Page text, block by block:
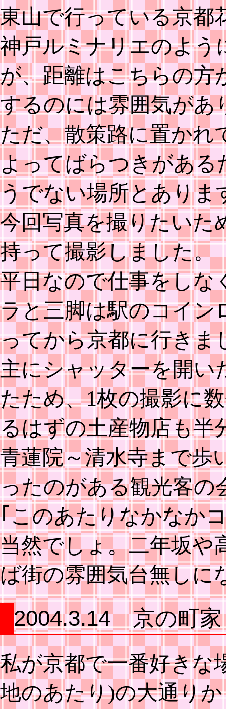
東山で行っている京都
神戸ルミナリエのよう
が、距離はこちらの方
するのには雰囲気があ
ただ、散策路に置かれ
よってばらつきがある
うでない場所とありま
今回写真を撮りたいた
持って撮影しました。
平日なので仕事をしな
ラと三脚は駅のコイン
ってから京都に行きま
主にシャッターを開い
たため、1枚の撮影に
るはずの土産物店も半
青蓮院～清水寺まで歩
ったのがある観光客の
｢このあたりなかなか
当然でしょ。二年坂や
ば街の雰囲気台無しに
2004.3.14 京の町家
私が京都で一番好きな
地のあたり)の大通り